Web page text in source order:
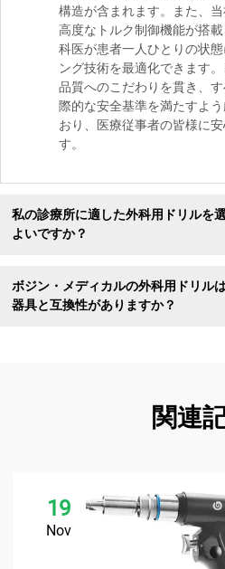
構造が含まれます。また、
高度なトルク制御機能が搭
科医が患者一人ひとりの状
ング技術を最適化できます
品質へのこだわりを貫き、
際的な安全基準を満たすよ
おり、医療従事者の皆様に
す。
私の診療所に適した外科用ドリルを
よいですか？
ボジン・メディカルの外科用ドリル
器具と互換性がありますか？
関連
19
Nov